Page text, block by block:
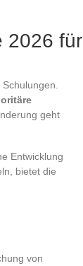
2026 für
geht
Entwicklung
bietet die
von